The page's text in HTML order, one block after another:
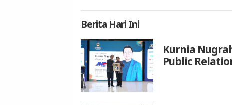
Berita Hari Ini
Kurnia
Public